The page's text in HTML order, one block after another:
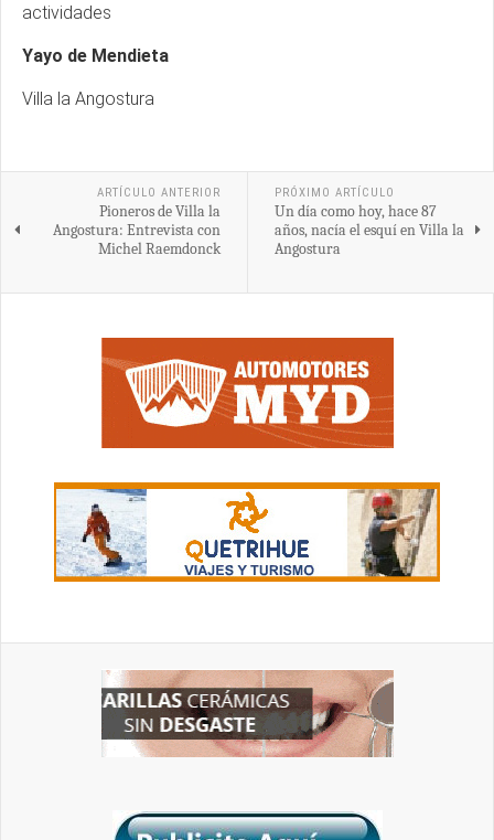
actividades
Yayo de Mendieta
Villa la Angostura
ARTÍCULO ANTERIOR
Pioneros de Villa la
Angostura: Entrevista con
Michel Raemdonck
PRÓXIMO ARTÍCULO
Un día como hoy, hace 87
años, nacía el esquí en Villa la
Angostura